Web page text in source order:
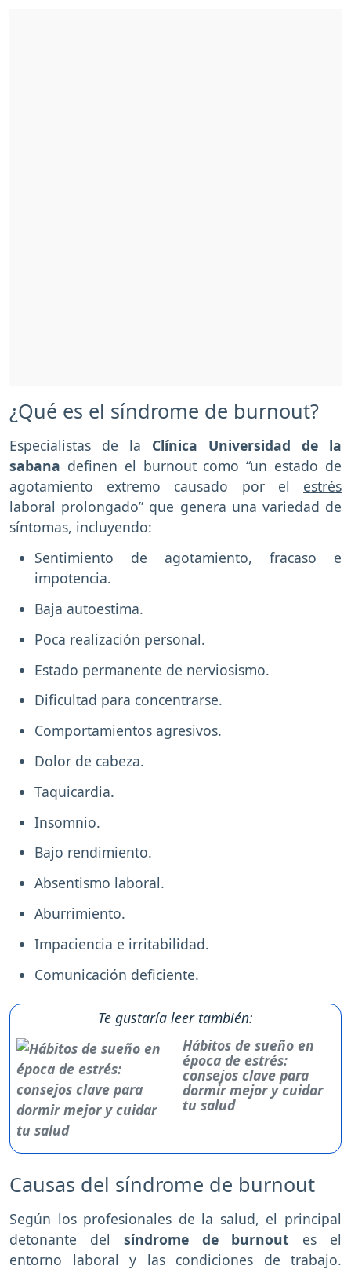
¿Qué es el síndrome de burnout?
Especialistas de la Clínica Universidad de la
sabana definen el burnout como “un estado de
agotamiento extremo causado por el estrés
laboral prolongado” que genera una variedad de
síntomas, incluyendo:
Sentimiento de agotamiento, fracaso e
impotencia.
Baja autoestima.
Poca realización personal.
Estado permanente de nerviosismo.
Dificultad para concentrarse.
Comportamientos agresivos.
Dolor de cabeza.
Taquicardia.
Insomnio.
Bajo rendimiento.
Absentismo laboral.
Aburrimiento.
Impaciencia e irritabilidad.
Comunicación deficiente.
Te gustaría leer también:
Hábitos de sueño en
época de estrés:
consejos clave para
dormir mejor y cuidar
tu salud
Causas del síndrome de burnout
Según los profesionales de la salud, el principal
detonante del síndrome de burnout es el
entorno laboral y las condiciones de trabajo.